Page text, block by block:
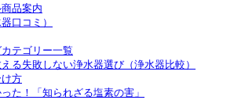
品案内
口コミ）
テゴリー一覧
る失敗しない浄水器選び（浄水器比較）
方
た！「知られざる塩素の害」